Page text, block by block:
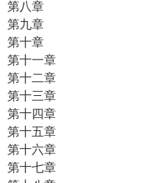
第八章
第九章
第十章
第十一章
第十二章
第十三章
第十四章
第十五章
第十六章
第十七章